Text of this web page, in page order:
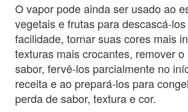
O vapor pode ainda ser usado ao
vegetais e frutas para descascá-
facilidade, tornar suas cores mais
texturas mais crocantes, remover o
sabor, fervê-los parcialmente no
receita e ao prepará-los para
perda de sabor, textura e cor.